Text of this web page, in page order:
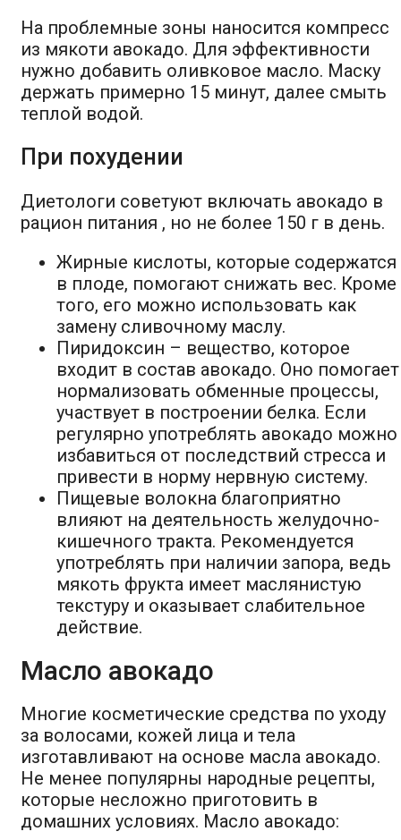
На проблемные зоны наносится компресс
из мякоти авокадо. Для эффективности
нужно добавить оливковое масло. Маску
держать примерно 15 минут, далее смыть
теплой водой.
При похудении
Диетологи советуют включать авокадо в
рацион питания , но не более 150 г в день.
Жирные кислоты, которые содержатся
в плоде, помогают снижать вес. Кроме
того, его можно использовать как
замену сливочному маслу.
Пиридоксин – вещество, которое
входит в состав авокадо. Оно помогает
нормализовать обменные процессы,
участвует в построении белка. Если
регулярно употреблять авокадо можно
избавиться от последствий стресса и
привести в норму нервную систему.
Пищевые волокна благоприятно
влияют на деятельность желудочно-
кишечного тракта. Рекомендуется
употреблять при наличии запора, ведь
мякоть фрукта имеет маслянистую
текстуру и оказывает слабительное
действие.
Масло авокадо
Многие косметические средства по уходу
за волосами, кожей лица и тела
изготавливают на основе масла авокадо.
Не менее популярны народные рецепты,
которые несложно приготовить в
домашних условиях. Масло авокадо: